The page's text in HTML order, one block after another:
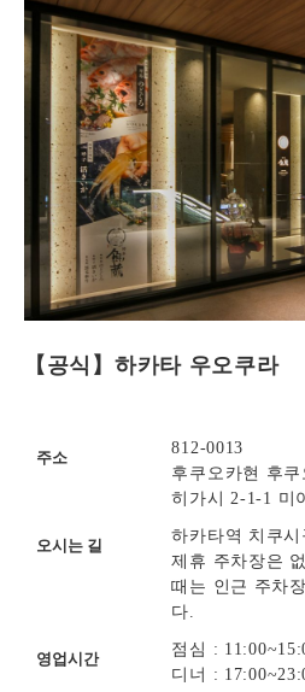
【공식】하카타 우오쿠라
주소
812-0013
후쿠오카현 후
히가시 2-1-1 미
오시는 길
하카타역 치쿠
제휴 주차장은
때는 인근 주차
다.
영업시간
점심 :
디너 :